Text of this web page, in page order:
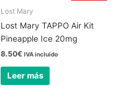
Lost Mary
Lost Mary TAPPO Air Kit
Pineapple Ice 20mg
8.50€ IVA incluido
Leer más